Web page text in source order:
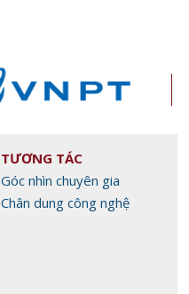
TƯƠNG TÁC
Góc nhìn chuyên gia
Chân dung công nghệ